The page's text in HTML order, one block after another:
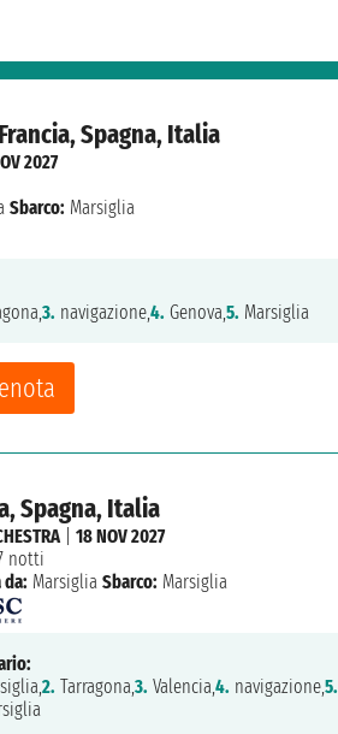
Spagna, Italia
2027
Sbarco: Marsiglia
3. navigazione,4. Genova,5. Marsiglia
Spagna, Italia
| 18 NOV 2027
notti
da: Marsiglia Sbarco: Marsiglia
2. Tarragona,3. Valencia,4. navigazione,5.